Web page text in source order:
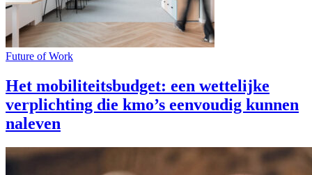
Future of Work
Het mobiliteitsbudget: een wettelijke
verplichting die kmo’s eenvoudig kunnen
naleven